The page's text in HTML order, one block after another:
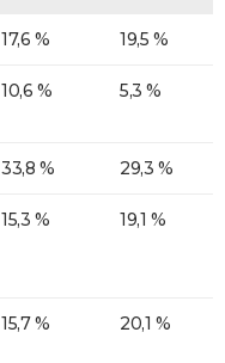
17,6 % 19,5 %
10,6 % 5,3 %
33,8 % 29,3 %
15,3 % 19,1 %
15,7 % 20,1 %